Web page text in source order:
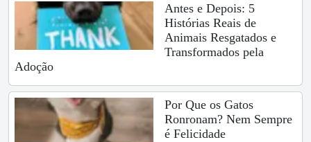
Antes e Depois: 5
Histórias Reais de
Animais Resgatados e
Transformados pela
Adoção
Por Que os Gatos
Ronronam? Nem Sempre
é Felicidade